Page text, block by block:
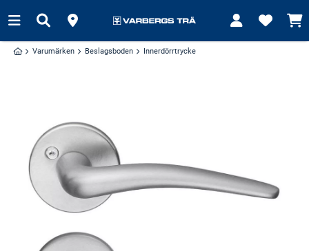
Varumärken Beslagsboden Innerdörrtrycke